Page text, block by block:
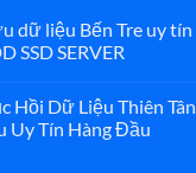
dữ liệu Bến Tre uy tín
SSD SERVER
Hồi Dữ Liệu Thiên
Uy Tín Hàng Đầu